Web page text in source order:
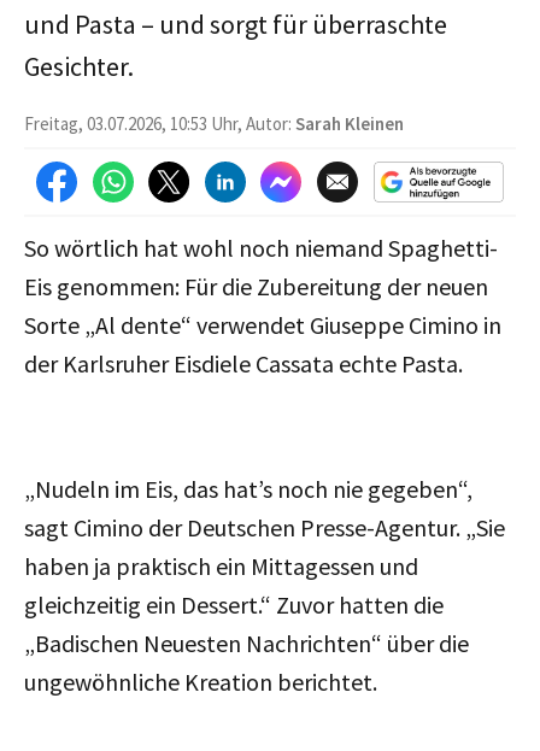
und Pasta – und sorgt für überraschte
Gesichter.
Freitag, 03.07.2026, 10:53 Uhr, Autor: Sarah Kleinen
So wörtlich hat wohl noch niemand Spaghetti-
Eis genommen: Für die Zubereitung der neuen
Sorte „Al dente“ verwendet Giuseppe Cimino in
der Karlsruher Eisdiele Cassata echte Pasta.
„Nudeln im Eis, das hat’s noch nie gegeben“,
sagt Cimino der Deutschen Presse-Agentur. „Sie
haben ja praktisch ein Mittagessen und
gleichzeitig ein Dessert.“ Zuvor hatten die
„Badischen Neuesten Nachrichten“ über die
ungewöhnliche Kreation berichtet.